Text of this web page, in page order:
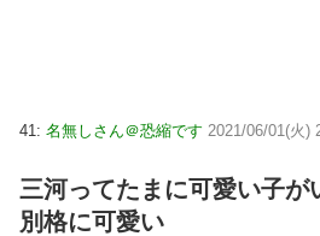
41: 名無しさん＠恐縮です 2021/06/01(火)
三河ってたまに可愛い子が
別格に可愛い